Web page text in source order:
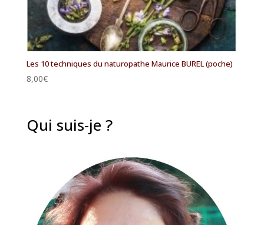
Les 10 techniques du naturopathe Maurice BUREL (poche)
8,00€
Qui suis-je ?